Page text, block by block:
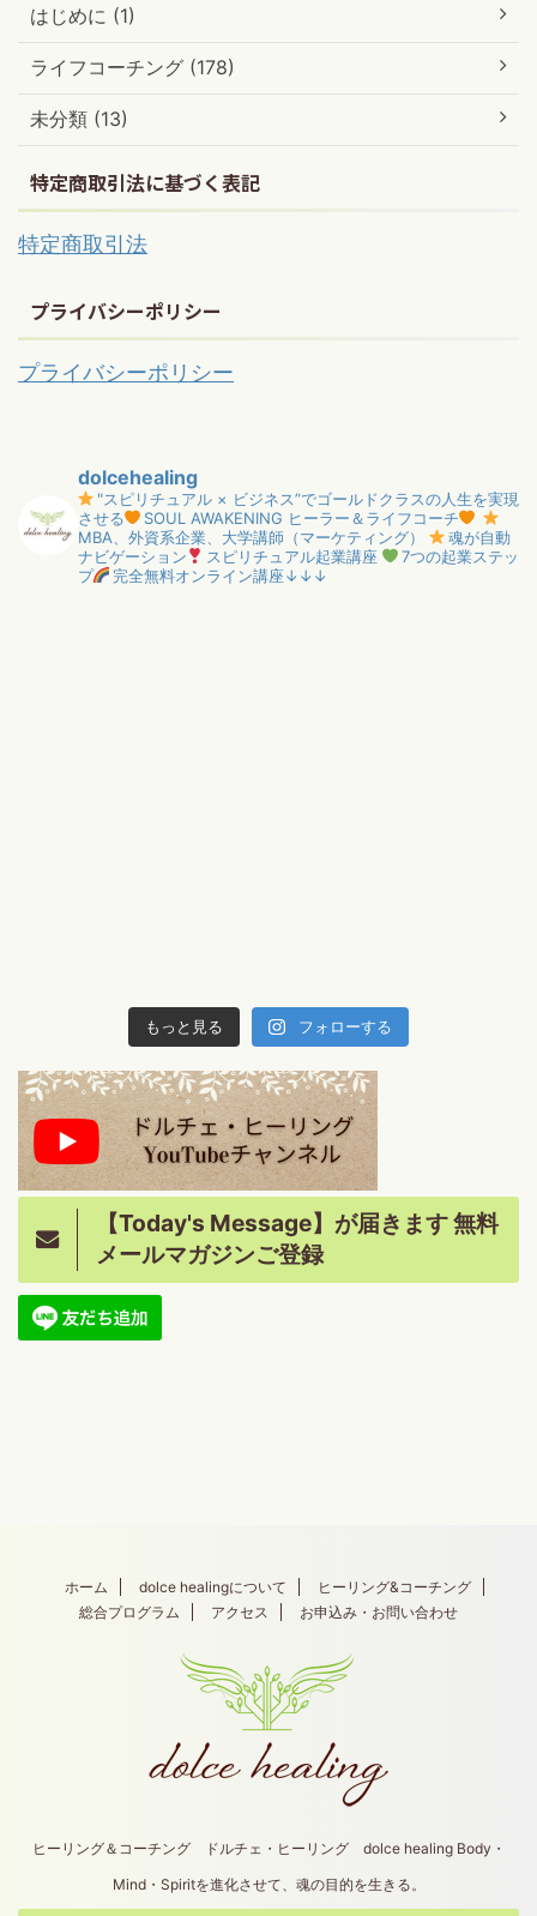
はじめに (1)
ライフコーチング (178)
未分類 (13)
特定商取引法に基づく表記
特定商取引法
プライバシーポリシー
プライバシーポリシー
dolcehealing
"スピリチュアル × ビジネス”でゴールドクラスの人生を実現
させる
SOUL AWAKENING ヒーラー＆ライフコーチ
MBA、外資系企業、大学講師（マーケティング）
魂が自動
ナビゲーション
スピリチュアル起業講座
7つの起業ステッ
プ
完全無料オンライン講座↓↓↓
もっと見る フォローする
【Today's Message】が届きます 無料
メールマガジンご登録
ホーム dolce healingについて
ヒーリング&コーチング
総合プログラム
アクセス お申込み・お問い合わせ
ヒーリング＆コーチング ドルチェ・ヒーリング dolce healing Body・
Mind・Spiritを進化させて、魂の目的を生きる。